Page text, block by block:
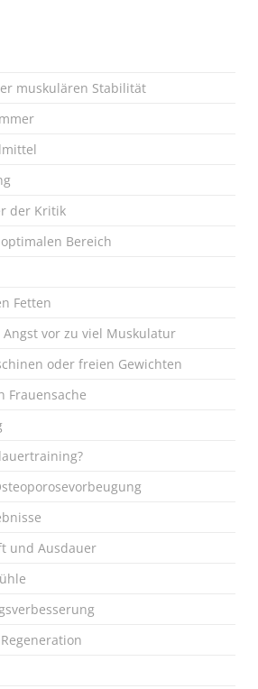
muskulären Stabilität
der Kritik
Bereich
Fetten
vor zu viel Muskulatur
oder freien Gewichten
Frauensache
und Ausdauer